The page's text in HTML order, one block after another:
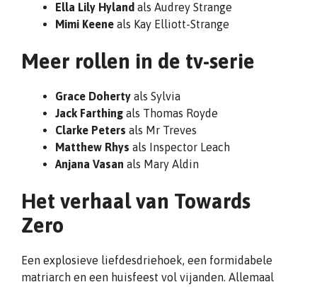
Ella Lily Hyland als Audrey Strange
Mimi Keene als Kay Elliott-Strange
Meer rollen in de tv-serie
Grace Doherty als Sylvia
Jack Farthing als Thomas Royde
Clarke Peters als Mr Treves
Matthew Rhys als Inspector Leach
Anjana Vasan als Mary Aldin
Het verhaal van Towards
Zero
Een explosieve liefdesdriehoek, een formidabele
matriarch en een huisfeest vol vijanden. Allemaal